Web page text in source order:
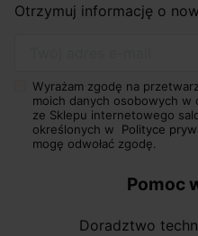
Otrzymuj informację o
Wyrażam zgodę na
moich danych osobowych w
ze Sklepu internetowego
określonych w Polityce
mogę odwołać zgodę.
Pomoc
Doradztwo